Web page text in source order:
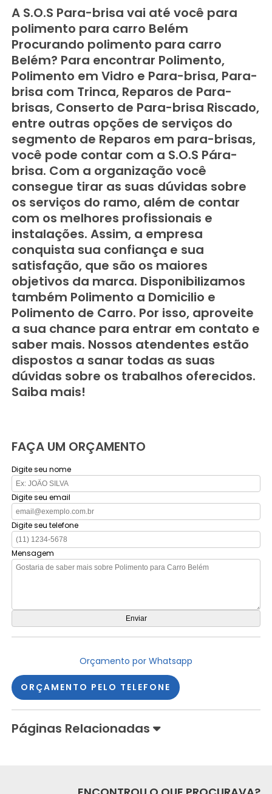
A S.O.S Para-brisa vai até você para
polimento para carro Belém
Procurando polimento para carro
Belém? Para encontrar Polimento,
Polimento em Vidro e Para-brisa, Para-
brisa com Trinca, Reparos de Para-
brisas, Conserto de Para-brisa Riscado,
entre outras opções de serviços do
segmento de Reparos em para-brisas,
você pode contar com a S.O.S Pára-
brisa. Com a organização você
consegue tirar as suas dúvidas sobre
os serviços do ramo, além de contar
com os melhores profissionais e
instalações. Assim, a empresa
conquista sua confiança e sua
satisfação, que são os maiores
objetivos da marca. Disponibilizamos
também Polimento a Domicilio e
Polimento de Carro. Por isso, aproveite
a sua chance para entrar em contato e
saber mais. Nossos atendentes estão
dispostos a sanar todas as suas
dúvidas sobre os trabalhos oferecidos.
Saiba mais!
FAÇA UM ORÇAMENTO
Digite seu nome
Digite seu email
Digite seu telefone
Mensagem
Orçamento por Whatsapp
ORÇAMENTO PELO TELEFONE
Páginas Relacionadas